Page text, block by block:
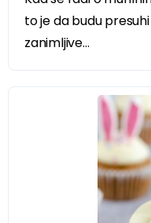
to je da budu
zanimljive...